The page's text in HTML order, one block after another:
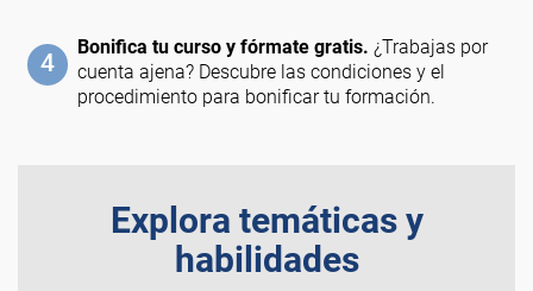
4
Bonifica tu curso y fórmate gratis. ¿Trabajas por
cuenta ajena? Descubre las condiciones y el
procedimiento para bonificar tu formación.
Explora temáticas y
habilidades